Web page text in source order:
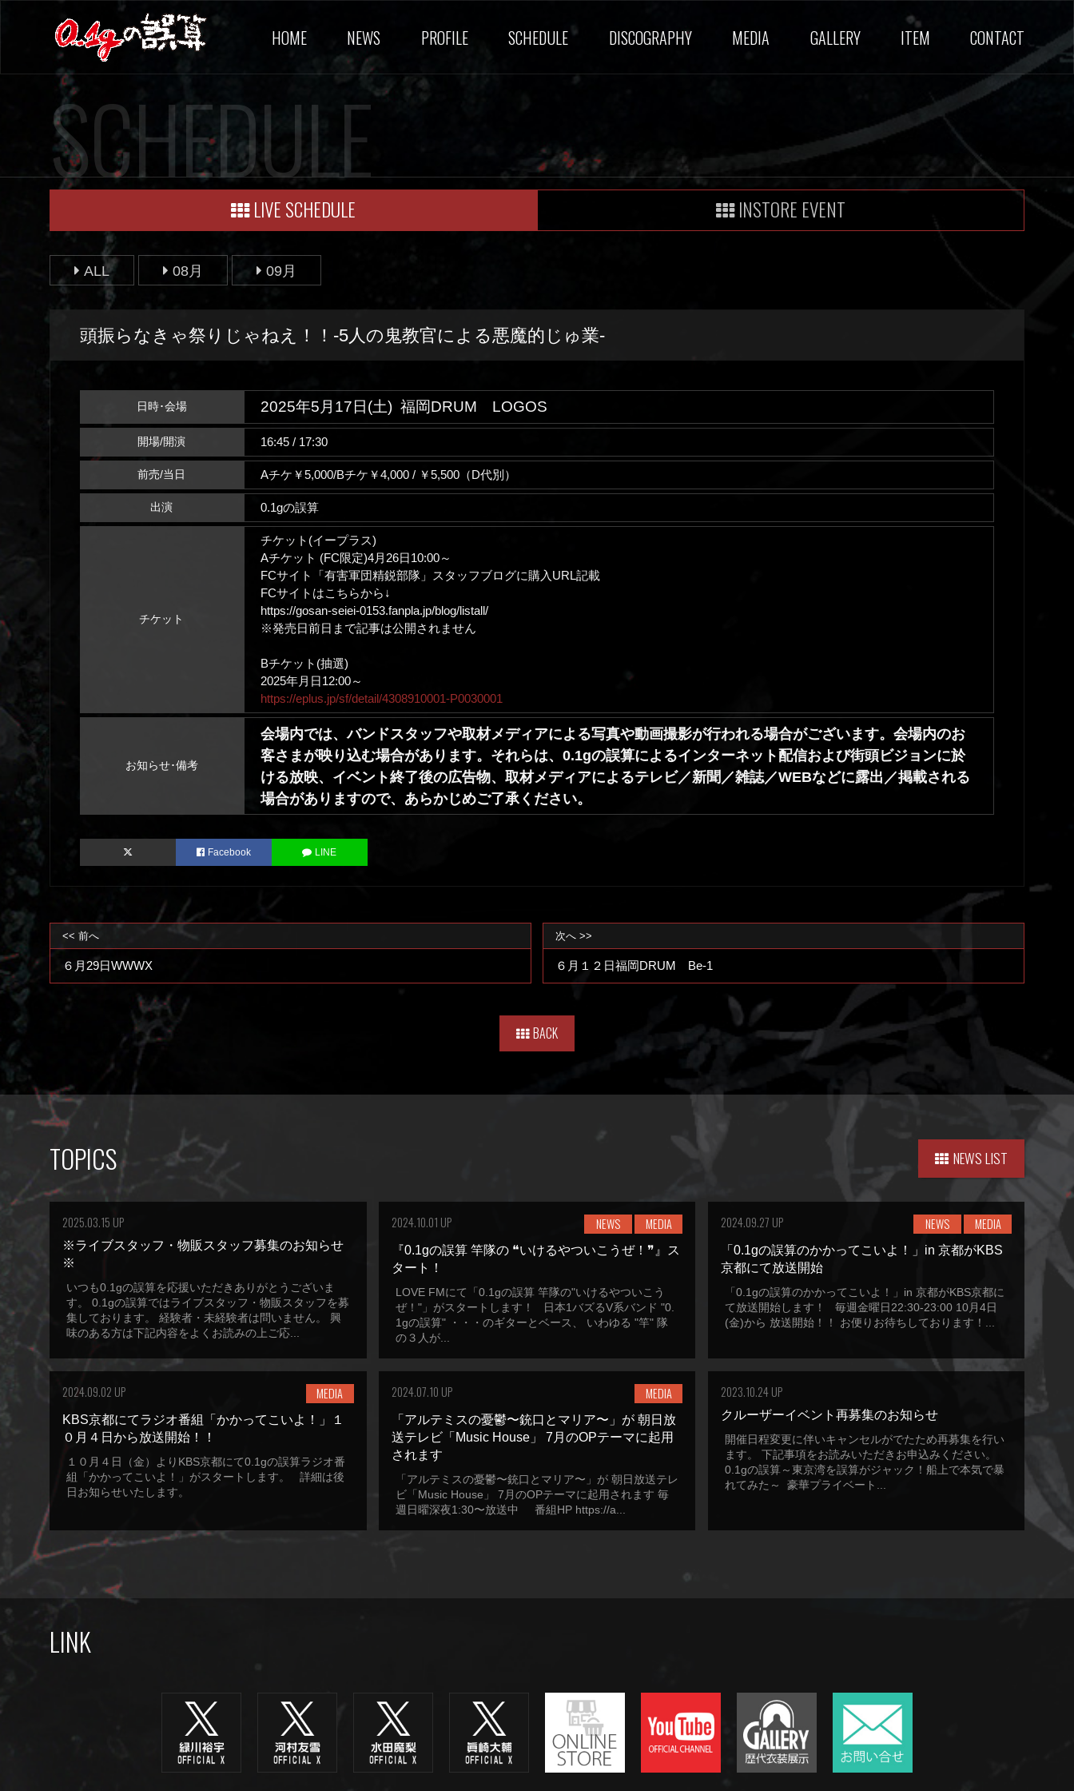
HOME NEWS PROFILE SCHEDULE DISCOGRAPHY MEDIA GALLERY ITEM CONTACT
SCHEDULE
LIVE SCHEDULE INSTORE EVENT
ALL 08月 09月
頭振らなきゃ祭りじゃねえ！！-5人の鬼教官による悪魔的じゅ業-
日時･会場 2025年5月17日(土) 福岡DRUM LOGOS
開場/開演 16:45 / 17:30
前売/当日 Aチケ￥5,000/Bチケ￥4,000 / ￥5,500（D代別）
出演 0.1gの誤算
チケット
チケット(イープラス)
Aチケット (FC限定)4月26日10:00～
FCサイト「有害軍団精鋭部隊」スタッフブログに購入URL記載
FCサイトはこちらから↓
https://gosan-seiei-0153.fanpla.jp/blog/listall/
※発売日前日まで記事は公開されません
Bチケット(抽選)
2025年月日12:00～
https://eplus.jp/sf/detail/4308910001-P0030001
お知らせ･備考
会場内では、バンドスタッフや取材メディアによる写真や動画撮影が行われる場合がございます。会場内のお
客さまが映り込む場合があります。それらは、0.1gの誤算によるインターネット配信および街頭ビジョンに於
ける放映、イベント終了後の広告物、取材メディアによるテレビ／新聞／雑誌／WEBなどに露出／掲載される
場合がありますので、あらかじめご了承ください。
Facebook LINE
<< 前へ
６月29日WWWX
次へ >>
６月１２日福岡DRUM Be-1
BACK
TOPICS NEWS LIST
2025.03.15 UP
※ライブスタッフ・物販スタッフ募集のお知らせ
※
いつも0.1gの誤算を応援いただきありがとうございま
す。 0.1gの誤算ではライブスタッフ・物販スタッフを募
集しております。 経験者・未経験者は問いません。 興
味のある方は下記内容をよくお読みの上ご応...
2024.10.01 UP NEWS MEDIA
『0.1gの誤算 竿隊の ❝いけるやついこうぜ！❞』ス
タート！
LOVE FMにて「0.1gの誤算 竿隊の"いけるやついこう
ぜ！"」がスタートします！ 日本1バズるV系バンド "0.
1gの誤算" ・・・のギターとベース、 いわゆる "竿" 隊
の３人が...
2024.09.27 UP NEWS MEDIA
「0.1gの誤算のかかってこいよ！」in 京都がKBS
京都にて放送開始
「0.1gの誤算のかかってこいよ！」in 京都がKBS京都に
て放送開始します！ 毎週金曜日22:30-23:00 10月4日
(金)から 放送開始！！ お便りお待ちしております！...
2024.09.02 UP MEDIA
KBS京都にてラジオ番組「かかってこいよ！」１
０月４日から放送開始！！
１０月４日（金）よりKBS京都にて0.1gの誤算ラジオ番
組「かかってこいよ！」がスタートします。 詳細は後
日お知らせいたします。
2024.07.10 UP MEDIA
「アルテミスの憂鬱〜銃口とマリア〜」が 朝日放
送テレビ「Music House」 7月のOPテーマに起用
されます
「アルテミスの憂鬱〜銃口とマリア〜」が 朝日放送テレ
ビ「Music House」 7月のOPテーマに起用されます 毎
週日曜深夜1:30〜放送中 番組HP https://a...
2023.10.24 UP
クルーザーイベント再募集のお知らせ
開催日程変更に伴いキャンセルがでたため再募集を行い
ます。 下記事項をお読みいただきお申込みください。
0.1gの誤算～東京湾を誤算がジャック！船上で本気で暴
れてみた～ 豪華プライベート...
LINK